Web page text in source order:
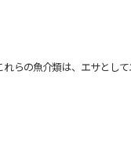
の魚介類は、エサとして